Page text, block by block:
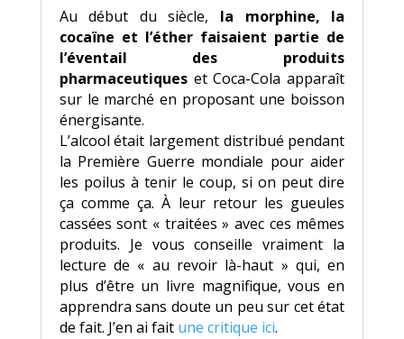
Au début du siècle, la morphine, la
cocaïne et l’éther faisaient partie de
l’éventail des produits
pharmaceutiqueset Coca-Cola apparaît
sur le marché en proposant une boisson
énergisante.
L’alcool était largement distribué pendant
la Première Guerre mondiale pour aider
les poilus à tenir le coup, si on peut dire
ça comme ça. À leur retour les gueules
cassées sont « traitées » avec ces mêmes
produits. Je vous conseille vraiment la
lecture de « au revoir là-haut » qui, en
plus d’être un livre magnifique, vous en
apprendra sans doute un peu sur cet état
de fait. J’en ai fait une critique ici.